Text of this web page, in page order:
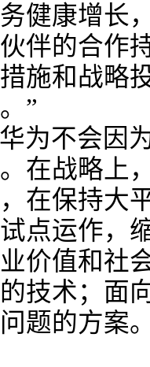
健康增长
伴的合作
施和战略
”
为不会因
在战略上
在保持大
点运作，
价值和社
技术；面
题的方案